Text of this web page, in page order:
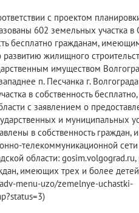
с проектом
602 земельных участка в
бесплатно гражданам,
жилищного
имуществом
п. Песчанка г.
в собственность
с заявлением о
и муниципальных
в собственность
телекоммуникационной
области: gosim.volgograd.ru,
имеющих трех и более
menu-uzo/zemelnye-uchastki-